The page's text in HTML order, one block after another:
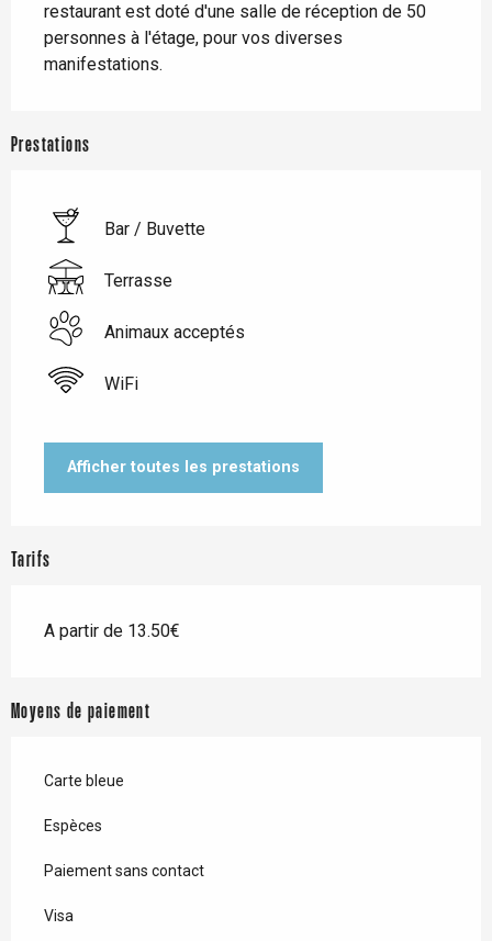
restaurant est doté d'une salle de réception de 50
personnes à l'étage, pour vos diverses
manifestations.
Prestations
Bar / Buvette
Terrasse
Animaux acceptés
WiFi
Afficher toutes les prestations
Tarifs
A partir de 13.50€
Moyens de paiement
Carte bleue
Espèces
Paiement sans contact
Visa